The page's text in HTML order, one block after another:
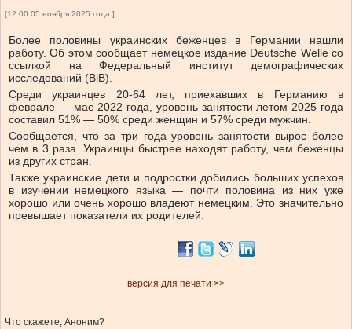
[12:00 05 ноября 2025 года ]
Более половины украинских беженцев в Германии нашли
работу. Об этом сообщает немецкое издание Deutsche Welle со
ссылкой на Федеральный институт демографических
исследований (BiB).
Среди украинцев 20-64 лет, приехавших в Германию в
феврале — мае 2022 года, уровень занятости летом 2025 года
составил 51% — 50% среди женщин и 57% среди мужчин.
Сообщается, что за три года уровень занятости вырос более
чем в 3 раза. Украинцы быстрее находят работу, чем беженцы
из других стран.
Также украинские дети и подростки добились больших успехов
в изучении немецкого языка — почти половина из них уже
хорошо или очень хорошо владеют немецким. Это значительно
превышает показатели их родителей.
версия для печати >>
Что скажете, Аноним?